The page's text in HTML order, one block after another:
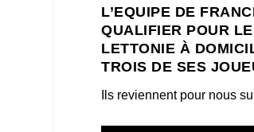
L’EQUIPE DE
QUALIFIER POUR
LETTONIE À
TROIS DE SES
Ils reviennent pour nous